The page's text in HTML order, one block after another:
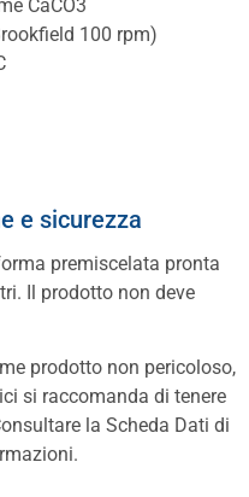
CaCO3
100 rpm)
e sicurezza
premiscelata pronta
Il prodotto non deve
prodotto non pericoloso,
si raccomanda di tenere
la Scheda Dati di